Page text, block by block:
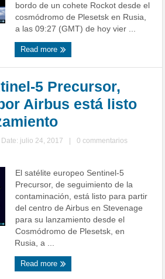
bordo de un cohete Rockot desde el
cosmódromo de Plesetsk en Rusia,
a las 09:27 (GMT) de hoy vier ...
Read more
5 Precursor,
Airbus está listo
Date: julio 24, 2017
0 commentarios
El satélite europeo Sentinel-5
Precursor, de seguimiento de la
contaminación, está listo para partir
del centro de Airbus en Stevenage
para su lanzamiento desde el
Cosmódromo de Plesetsk, en
Rusia, a ...
Read more